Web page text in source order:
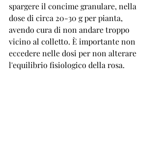
spargere il concime granulare, nella
dose di circa 20-30 g per pianta,
avendo cura di non andare troppo
vicino al colletto. È importante non
eccedere nelle dosi per non alterare
l'equilibrio fisiologico della rosa.